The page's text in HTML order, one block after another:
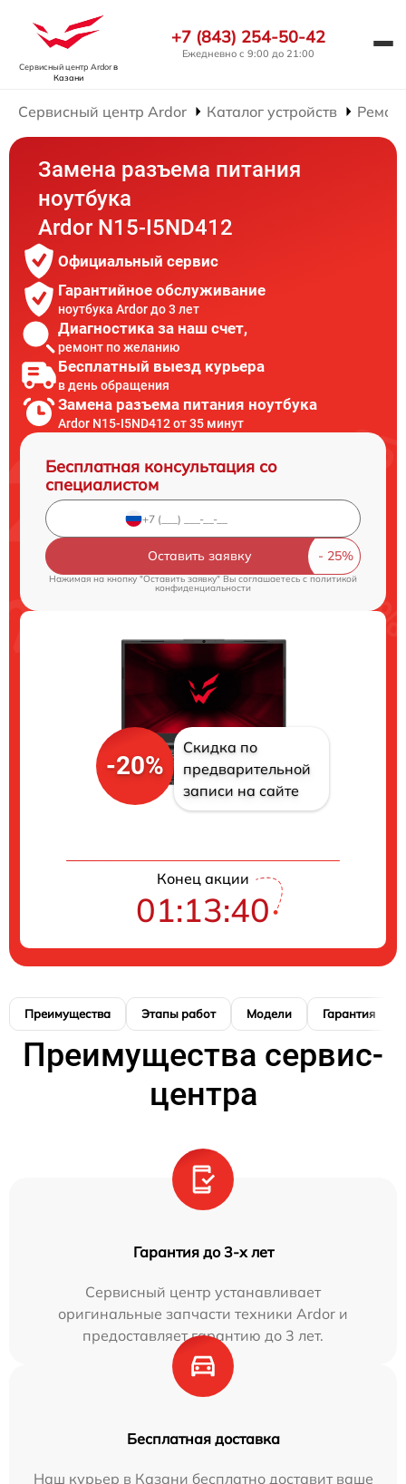
Сервисный центр Ardorв
Казани
+7 (843) 254-50-42
Ежедневно с 9:00 до 21:00
Сервисный центр Ardor Каталог устройств
Замена разъема питания
ноутбука
Ardor N15-I5ND412
Официальный сервис
Гарантийное обслуживание
ноутбука Ardor до 3 лет
Диагностика за наш счет,
ремонт по желанию
Бесплатный выезд курьера
в день обращения
Замена разъема питания ноутбука
Ardor N15-I5ND412 от 35 минут
Бесплатная консультация со
специалистом
Оставить заявку
Нажимая на кнопку "Оставить заявку" Вы соглашаетесь cполитикой
конфиденциальности
-20%
Скидка по
предварительной
записи на сайте
Конец акции
01:13:40
Преимущества Этапы работ Модели Гарантия
Преимущества сервис-
центра
Гарантия до 3-х лет
Сервисный центр устанавливает
оригинальные запчасти техники Ardor и
предоставляет гарантию до 3 лет.
Бесплатная доставка
Наш курьер в Казани бесплатно доставит ваше